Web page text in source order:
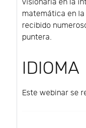
visionaria en la
matemática en
recibido
puntera.
IDIOMA
Este webinar se